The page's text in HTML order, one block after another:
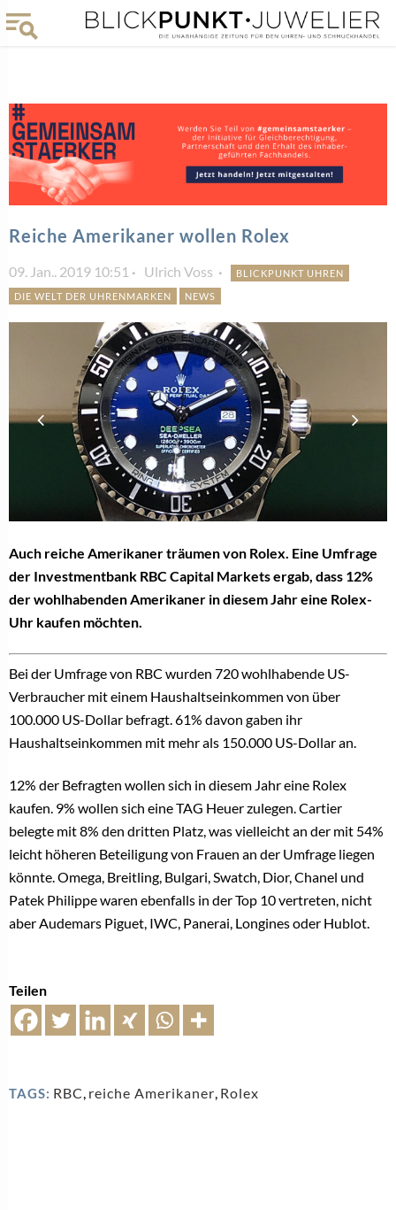
Reiche Amerikaner wollen Rolex
09. Jan.. 2019 10:51 Ulrich Voss
BLICKPUNKT UHREN
DIE WELT DER UHRENMARKEN
NEWS
Auch reiche Amerikaner träumen von Rolex. Eine Umfrage
der Investmentbank RBC Capital Markets ergab, dass 12%
der wohlhabenden Amerikaner in diesem Jahr eine Rolex-
Uhr kaufen möchten.
Bei der Umfrage von RBC wurden 720 wohlhabende US-
Verbraucher mit einem Haushaltseinkommen von über
100.000 US-Dollar befragt. 61% davon gaben ihr
Haushaltseinkommen mit mehr als 150.000 US-Dollar an.
12% der Befragten wollen sich in diesem Jahr eine Rolex
kaufen. 9% wollen sich eine TAG Heuer zulegen. Cartier
belegte mit 8% den dritten Platz, was vielleicht an der mit 54%
leicht höheren Beteiligung von Frauen an der Umfrage liegen
könnte. Omega, Breitling, Bulgari, Swatch, Dior, Chanel und
Patek Philippe waren ebenfalls in der Top 10 vertreten, nicht
aber Audemars Piguet, IWC, Panerai, Longines oder Hublot.
Teilen
TAGS: RBC, reiche Amerikaner, Rolex